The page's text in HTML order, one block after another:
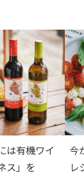
は有機ワイ
ス」を
今
レ